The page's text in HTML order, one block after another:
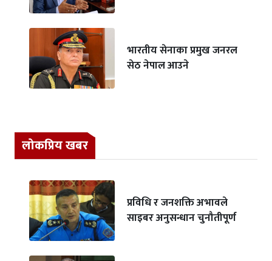
भारतीय सेनाका प्रमुख जनरल
सेठ नेपाल आउने
लोकप्रिय खबर
प्रविधि र जनशक्ति अभावले
साइबर अनुसन्धान चुनौतीपूर्ण